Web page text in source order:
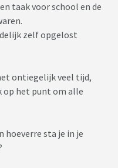
taak voor school en de
zelf opgelost
ontiegelijk veel tijd,
op het punt om alle
hoeverre sta je in je